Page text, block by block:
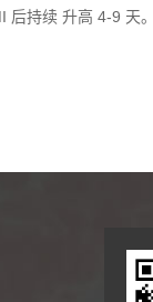
持续 升高 4-9 天